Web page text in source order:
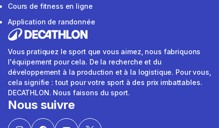
Cours de fitness en ligne
Application de randonnée
Vous pratiquez le sport que vous aimez, nous fabriquons
l'équipement pour cela. De la recherche et du
développement à la production et à la logistique. Pour vous,
cela signifie : tout pour votre sport à des prix imbattables.
DECATHLON. Nous faisons du sport.
Nous suivre